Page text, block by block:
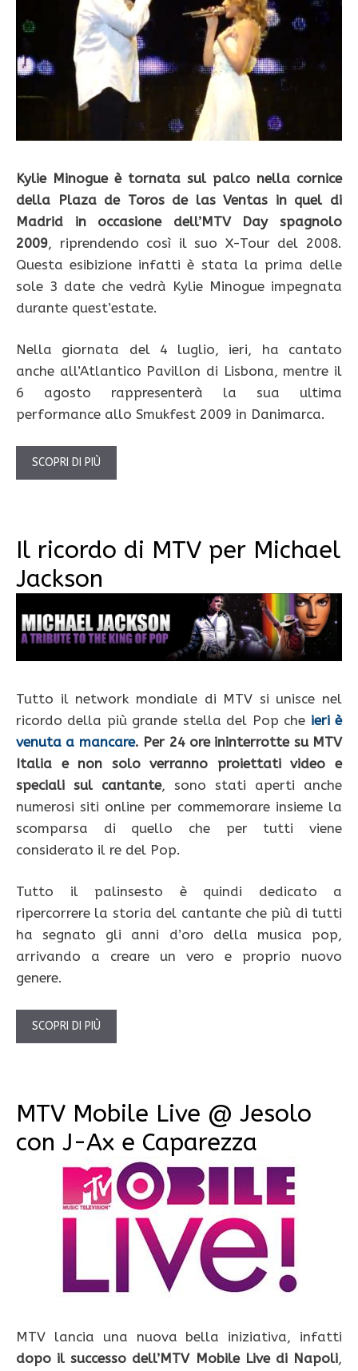
Kylie Minogue è tornata sul palco nella cornice
della Plaza de Toros de las Ventas in quel di
Madrid in occasione dell’MTV Day spagnolo
2009, riprendendo così il suo X-Tour del 2008.
Questa esibizione infatti è stata la prima delle
sole 3 date che vedrà Kylie Minogue impegnata
durante quest’estate.
Nella giornata del 4 luglio, ieri, ha cantato
anche all’Atlantico Pavillon di Lisbona, mentre il
6 agosto rappresenterà la sua ultima
performance allo Smukfest 2009 in Danimarca.
SCOPRI DI PIÙ
Il ricordo di MTV per Michael
Jackson
Tutto il network mondiale di MTV si unisce nel
ricordo della più grande stella del Pop che ieri è
venuta a mancare. Per 24 ore ininterrotte su MTV
Italia e non solo verranno proiettati video e
speciali sul cantante, sono stati aperti anche
numerosi siti online per commemorare insieme la
scomparsa di quello che per tutti viene
considerato il re del Pop.
Tutto il palinsesto è quindi dedicato a
ripercorrere la storia del cantante che più di tutti
ha segnato gli anni d’oro della musica pop,
arrivando a creare un vero e proprio nuovo
genere.
SCOPRI DI PIÙ
MTV Mobile Live @ Jesolo
con J-Ax e Caparezza
MTV lancia una nuova bella iniziativa, infatti
dopo il successo dell’MTV Mobile Live di Napoli,